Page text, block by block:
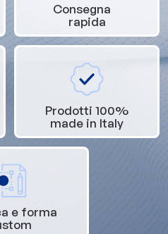
Consegna
rapida
Prodotti 100%
made in Italy
e forma